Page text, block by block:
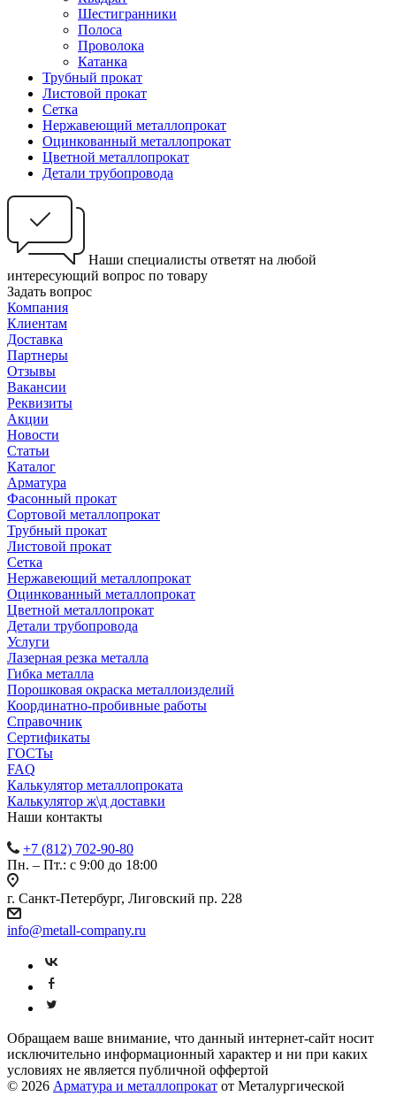
Шестигранники
Полоса
Проволока
Катанка
Трубный прокат
Листовой прокат
Сетка
Нержавеющий металлопрокат
Оцинкованный металлопрокат
Цветной металлопрокат
Детали трубопровода
Наши специалисты ответят на любой
интересующий вопрос по товару
Задать вопрос
Компания
Клиентам
Доставка
Партнеры
Отзывы
Вакансии
Реквизиты
Акции
Новости
Статьи
Каталог
Арматура
Фасонный прокат
Сортовой металлопрокат
Трубный прокат
Листовой прокат
Сетка
Нержавеющий металлопрокат
Оцинкованный металлопрокат
Цветной металлопрокат
Детали трубопровода
Услуги
Лазерная резка металла
Гибка металла
Порошковая окраска металлоизделий
Координатно-пробивные работы
Справочник
Сертификаты
ГОСТы
FAQ
Калькулятор металлопроката
Калькулятор ж\д доставки
Наши контакты
+7 (812) 702-90-80
Пн. – Пт.: с 9:00 до 18:00
г. Санкт-Петербург, Лиговский пр. 228
info@metall-company.ru
Обращаем ваше внимание, что данный интернет-сайт носит
исключительно информационный характер и ни при каких
условиях не является публичной оффертой
© 2026 Арматура и металлопрокат от Металургической